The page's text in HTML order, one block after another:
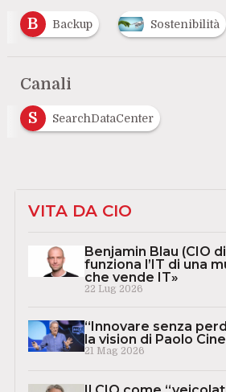
B
Backup Sostenibilità
Canali
S
SearchDataCenter
VITA DA CIO
Benjamin Blau (CIO
funziona l’IT di una
che vende IT»
22 Lug 2026
“Innovare senza
la vision di Paolo
21 Mag 2026